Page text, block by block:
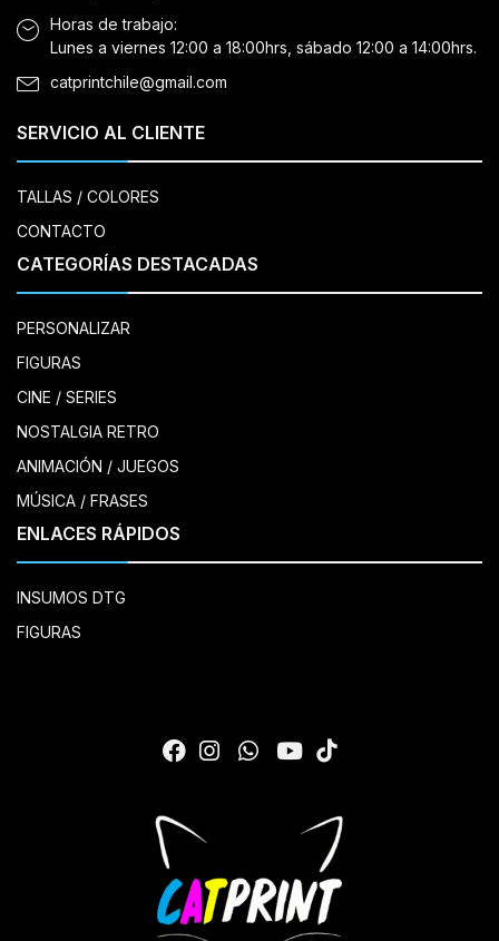
Horas de trabajo:
Lunes a viernes 12:00 a 18:00hrs, sábado 12:00 a 14:00hrs.
catprintchile@gmail.com
SERVICIO AL CLIENTE
TALLAS / COLORES
CONTACTO
CATEGORÍAS DESTACADAS
PERSONALIZAR
FIGURAS
CINE / SERIES
NOSTALGIA RETRO
ANIMACIÓN / JUEGOS
MÚSICA / FRASES
ENLACES RÁPIDOS
INSUMOS DTG
FIGURAS